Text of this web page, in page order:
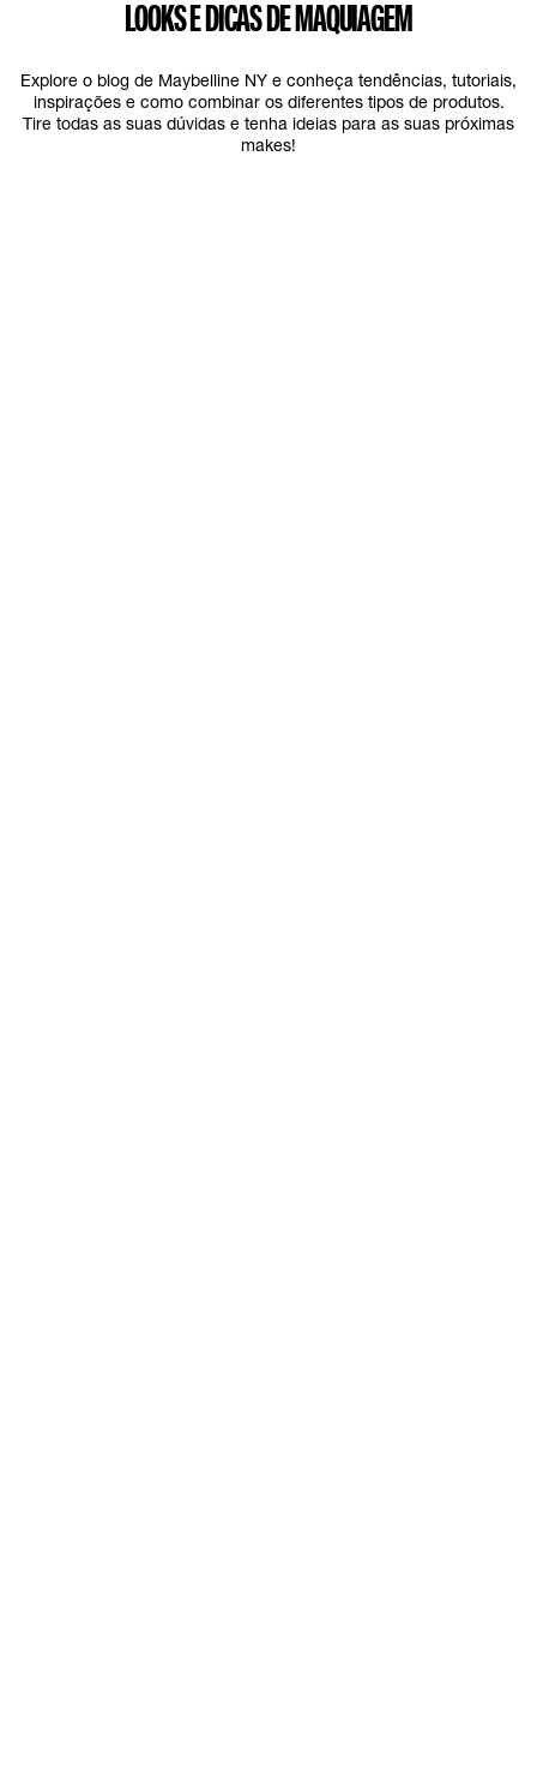
LOOKS E DICAS DE MAQUIAGEM
Explore o blog de Maybelline NY e conheça tendências, tutoriais,
inspirações e como combinar os diferentes tipos de produtos.
Tire todas as suas dúvidas e tenha ideias para as suas próximas
makes!